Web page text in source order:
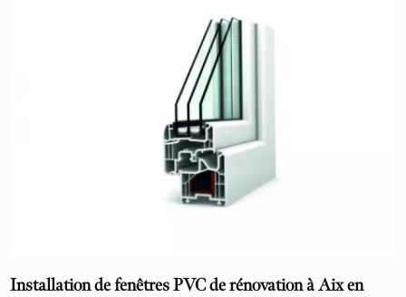
Installation de fenêtres PVC de rénovation à Aix en